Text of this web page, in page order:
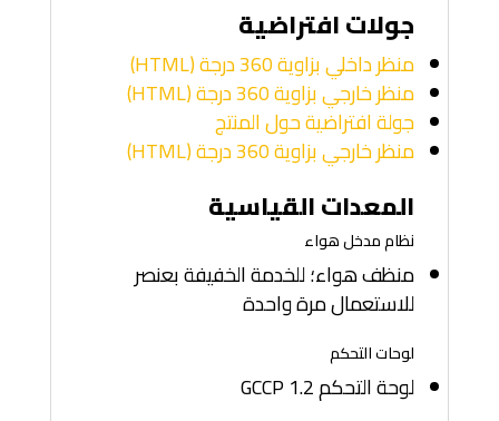
جولات افتراضية
منظر داخلي بزاوية 360 درجة (HTML)
منظر خارجي بزاوية 360 درجة (HTML)
جولة افتراضية حول المنتج
منظر خارجي بزاوية 360 درجة (HTML)
المعدات القياسية
نظام مدخل هواء
منظف هواء؛ للخدمة الخفيفة بعنصر
للاستعمال مرة واحدة
لوحات التحكم
لوحة التحكم GCCP 1.2